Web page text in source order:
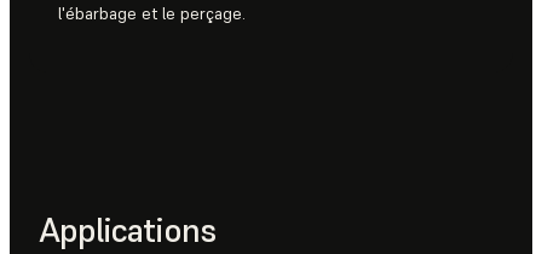
l'ébarbage et le perçage.
Applications